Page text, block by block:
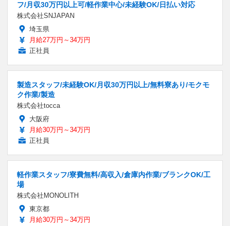
フ/月収30万円以上可/軽作業中心/未経験OK/日払い対応
株式会社SNJAPAN
埼玉県
月給27万円～34万円
正社員
製造スタッフ/未経験OK/月収30万円以上/無料寮あり/モクモ
ク作業/製造
株式会社tocca
大阪府
月給30万円～34万円
正社員
軽作業スタッフ/寮費無料/高収入/倉庫内作業/ブランクOK/工
場
株式会社MONOLITH
東京都
月給30万円～34万円